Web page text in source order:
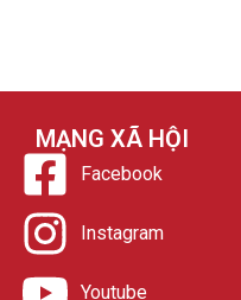
MẠNG XÃ HỘI
Facebook
Instagram
Youtube